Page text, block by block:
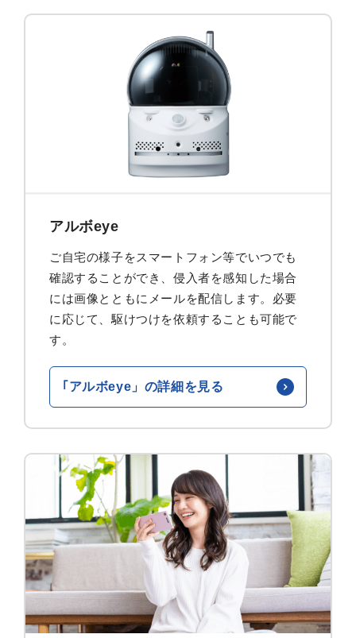
アルボeye
ご自宅の様子をスマートフォン等でいつでも
確認することができ、侵入者を感知した場合
には画像とともにメールを配信します。必要
に応じて、駆けつけを依頼することも可能で
す。
｢アルボeye」の詳細を見る
お問い合わせ
個人
資料請求
パンフレット
一覧